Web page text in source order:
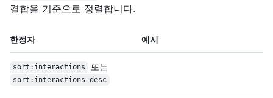
결합을 기준으로 정렬합니다.
한정자 예시
sort:interactions 또는
sort:interactions-desc